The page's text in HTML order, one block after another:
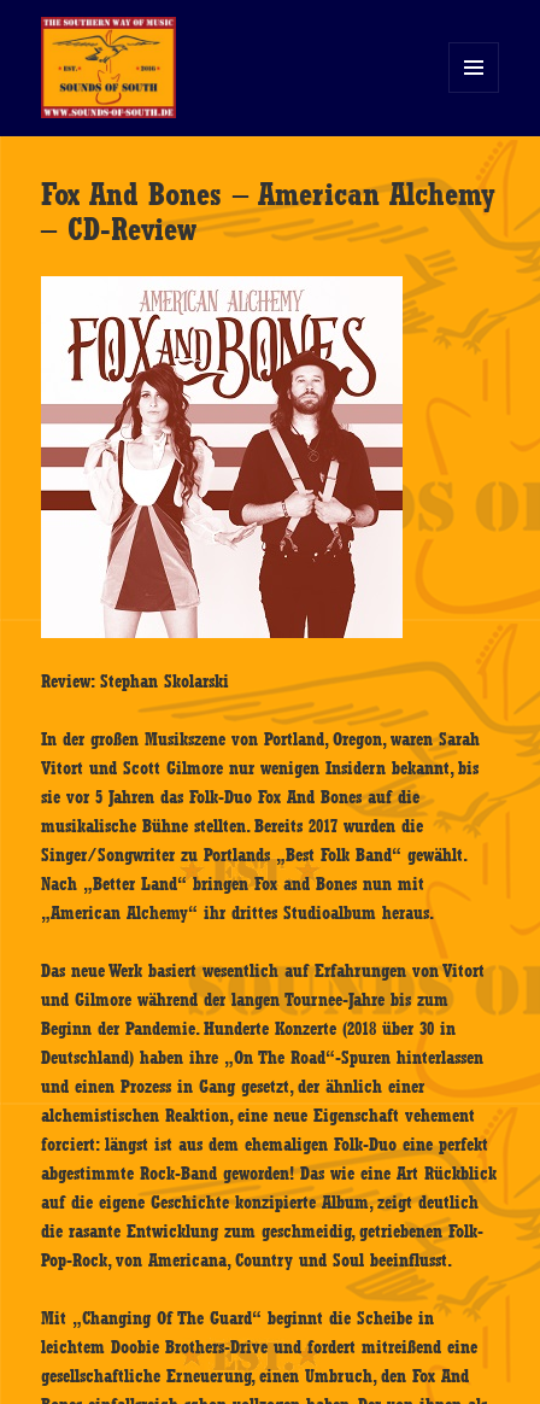
WIDGETS
Fox And Bones – American Alchemy
– CD-Review
Review: Stephan Skolarski
In der großen Musikszene von Portland, Oregon, waren Sarah
Vitort und Scott Gilmore nur wenigen Insidern bekannt, bis
sie vor 5 Jahren das Folk-Duo Fox And Bones auf die
musikalische Bühne stellten. Bereits 2017 wurden die
Singer/Songwriter zu Portlands „Best Folk Band“ gewählt.
Nach „Better Land“ bringen Fox and Bones nun mit
„American Alchemy“ ihr drittes Studioalbum heraus.
Das neue Werk basiert wesentlich auf Erfahrungen von Vitort
und Gilmore während der langen Tournee-Jahre bis zum
Beginn der Pandemie. Hunderte Konzerte (2018 über 30 in
Deutschland) haben ihre „On The Road“-Spuren hinterlassen
und einen Prozess in Gang gesetzt, der ähnlich einer
alchemistischen Reaktion, eine neue Eigenschaft vehement
forciert: längst ist aus dem ehemaligen Folk-Duo eine perfekt
abgestimmte Rock-Band geworden! Das wie eine Art Rückblick
auf die eigene Geschichte konzipierte Album, zeigt deutlich
die rasante Entwicklung zum geschmeidig, getriebenen Folk-
Pop-Rock, von Americana, Country und Soul beeinflusst.
Mit „Changing Of The Guard“ beginnt die Scheibe in
leichtem Doobie Brothers-Drive und fordert mitreißend eine
gesellschaftliche Erneuerung, einen Umbruch, den Fox And